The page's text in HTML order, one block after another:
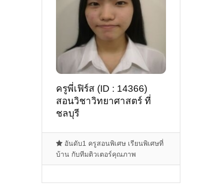
ครูพี่เฟิร์ส (ID : 14366)
สอนวิชาวิทยาศาสตร์ ที่
ชลบุรี
อันดับ1 ครูสอนพิเศษ เรียนพิเศษที่
บ้าน กับทีมติวเตอร์คุณภาพ